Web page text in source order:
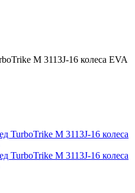
M 3113J-16 колеса EVA